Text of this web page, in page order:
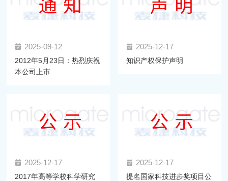
2025-09-12
2012年5月23日：热烈庆祝
本公司上市
2025-12-17
知识产权保护声明
2025-12-17
2017年高等学校科学研究
2025-12-17
提名国家科技进步奖项目公